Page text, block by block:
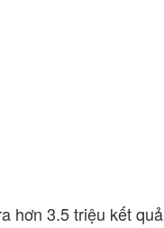
hơn 3.5 triệu kết quả